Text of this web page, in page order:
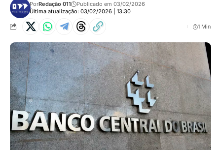
Última atualização: 03/02/2026 | 13:30
PorRedação 011 Publicado em 03/02/2026
1 Min